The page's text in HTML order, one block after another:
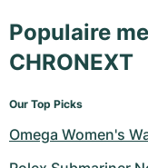
Populaire
CHRONEXT
Our Top Picks
Omega Women's